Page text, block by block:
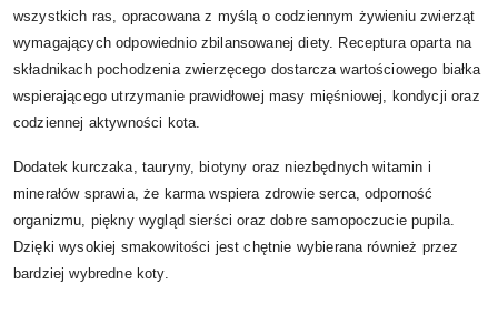
wszystkich ras, opracowana z myślą o codziennym żywieniu zwierząt
wymagających odpowiednio zbilansowanej diety. Receptura oparta na
składnikach pochodzenia zwierzęcego dostarcza wartościowego białka
wspierającego utrzymanie prawidłowej masy mięśniowej, kondycji oraz
codziennej aktywności kota.
Dodatek kurczaka, tauryny, biotyny oraz niezbędnych witamin i
minerałów sprawia, że karma wspiera zdrowie serca, odporność
organizmu, piękny wygląd sierści oraz dobre samopoczucie pupila.
Dzięki wysokiej smakowitości jest chętnie wybierana również przez
bardziej wybredne koty.